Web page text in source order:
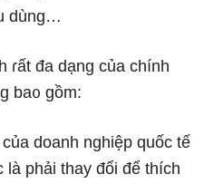
dùng…
ɾất đa dạng của chính
ba᧐ gồm:
doanh nghiệp quốc tế
là phải thay đổi để thích